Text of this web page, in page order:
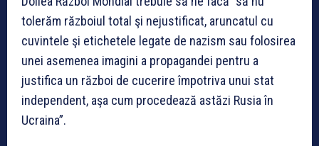
tolerăm războiul total şi nejustificat, aruncatul cu
cuvintele şi etichetele legate de nazism sau folosirea
unei asemenea imagini a propagandei pentru a
justifica un război de cucerire împotriva unui stat
independent, aşa cum procedează astăzi Rusia în
Ucraina”.